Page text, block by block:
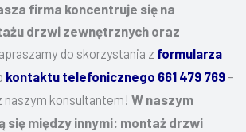
firma koncentruje się na
drzwi zewnętrznych oraz
do skorzystania z formularza
kontaktu telefonicznego 661 479 769 –
naszym konsultantem! W naszym
się między innymi: montaż drzwi